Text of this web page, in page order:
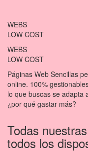
WEBS
LOW COST
WEBS
LOW COST
Páginas Web Sencillas
online. 100%
lo que buscas se adapta
¿por qué gastar más?
Todas
todos los